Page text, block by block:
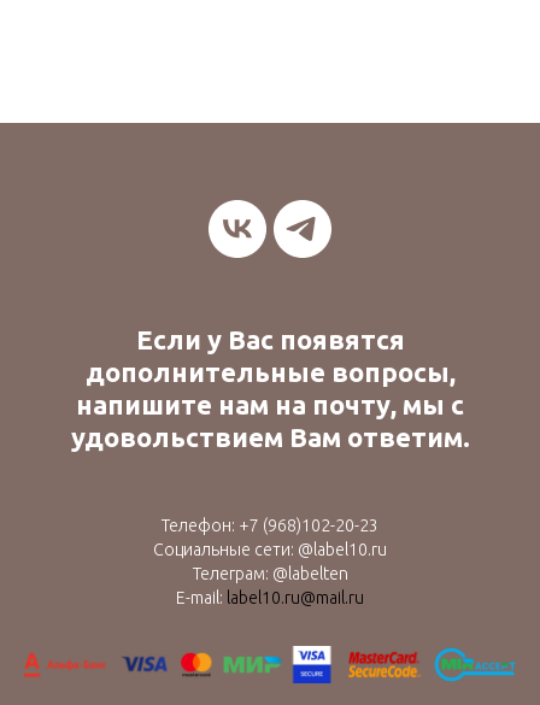
Если у Вас появятся
дополнительные вопросы,
напишите нам на почту, мы с
удовольствием Вам ответим.
Телефон: +7 (968)102-20-23
Социальные сети: @label10.ru
Телеграм: @labelten
E-mail: label10.ru@mail.ru